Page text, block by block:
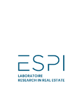
contenu